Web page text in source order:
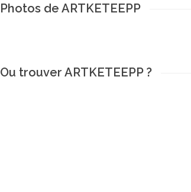
Photos de ARTKETEEPP
Ou trouver ARTKETEEPP ?